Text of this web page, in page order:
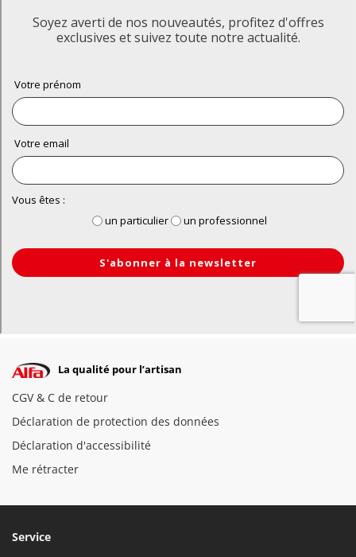
La qualité pour l’artisan
CGV & C de retour
Déclaration de protection des données
Déclaration d'accessibilité
Me rétracter
Service